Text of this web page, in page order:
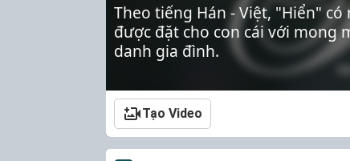
Theo tiếng Hán - Việt, "Hiển"
được đặt cho con cái với mong
danh gia đình.
Tạo Video